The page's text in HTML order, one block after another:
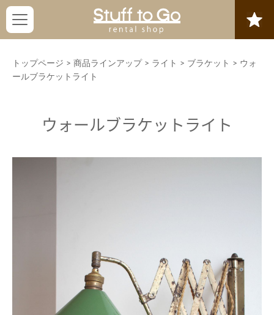
トップページ > 商品ラインアップ > ライト > ブラケット > ウォ
ールブラケットライト
ウォールブラケットライト